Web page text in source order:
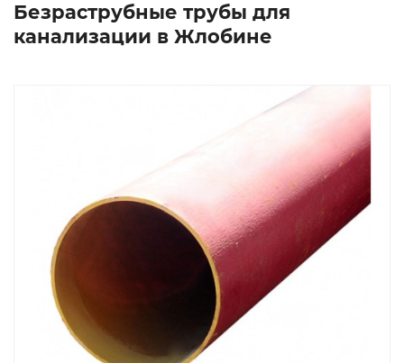
Безраструбные трубы для
канализации в Жлобине